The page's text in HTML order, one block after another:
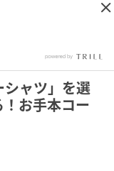
シャツ」を選
お手本コー